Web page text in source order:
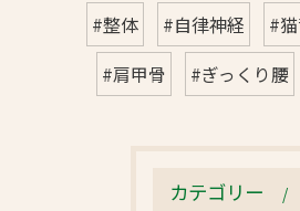
#整体
#自律神経 #
#肩甲骨
#ぎっくり腰
カテゴリー